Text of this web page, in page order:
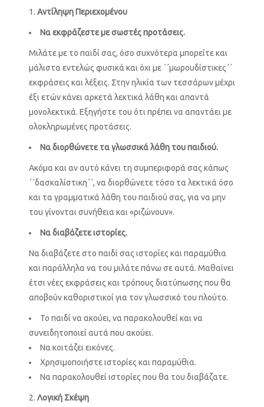
Αντίληψη Περιεχομένου
Να εκφράζεστε με σωστές προτάσεις.
Μιλάτε με το παιδί σας, όσο συχνότερα μπορείτε και
μάλιστα εντελώς φυσικά και όχι με ΄΄μωρουδίστικες΄΄
εκφράσεις και λέξεις. Στην ηλικία των τεσσάρων μέχρι
έξι ετών κάνει αρκετά λεκτικά λάθη και απαντά
μονολεκτικά. Εξηγήστε του ότι πρέπει να απαντάει με
ολoκληρωμένες προτάσεις.
Να διορθώνετε τα γλωσσικά λάθη του παιδιού.
Ακόμα και αν αυτό κάνει τη συμπεριφορά σας κάπως
΄΄δασκαλίστικη΄΄, να διορθώνετε τόσο τα λεκτικά όσο
και τα γραμματικά λάθη του παιδιού σας, για να μην
του γίνονται συνήθεια και «ριζώνουν».
Να διαβάζετε ιστορίες.
Να διαβάζετε στο παιδί σας ιστορίες και παραμύθια
και παράλληλα να του μιλάτε πάνω σε αυτά. Μαθαίνει
έτσι νέες εκφράσεις και τρόπους διατύπωσης που θα
αποβούν καθοριστικοί για τον γλωσσικό του πλούτο.
Το παιδί να ακούει, να παρακολουθεί και να
συνειδητοποιεί αυτά που ακούει.
Να κοιτάζει εικόνες.
Χρησιμοποιήστε ιστορίες και παραμύθια.
Να παρακολουθεί ιστορίες που θα του διαβάζατε.
Λογική Σκέψη